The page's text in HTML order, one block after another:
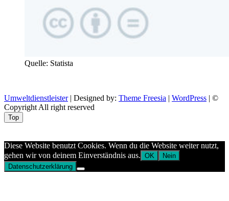
Quelle: Statista
Umweltdienstleister| Designed by: Theme Freesia | WordPress | ©
Copyright All right reserved
Top
Diese Website benutzt Cookies. Wenn du die Website weiter nutzt,
gehen wir von deinem Einverständnis aus. OK
Nein
Datenschutzerklärung